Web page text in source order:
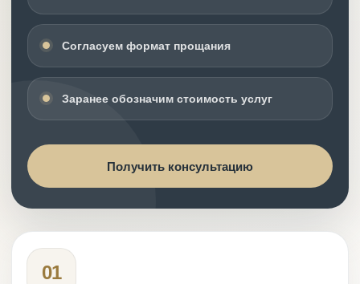
Согласуем формат прощания
Заранее обозначим стоимость услуг
Получить консультацию
01